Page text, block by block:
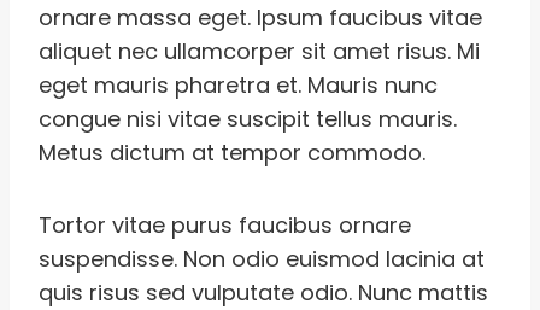
ornare massa eget. Ipsum faucibus vitae
aliquet nec ullamcorper sit amet risus. Mi
eget mauris pharetra et. Mauris nunc
congue nisi vitae suscipit tellus mauris.
Metus dictum at tempor commodo.
Tortor vitae purus faucibus ornare
suspendisse. Non odio euismod lacinia at
quis risus sed vulputate odio. Nunc mattis